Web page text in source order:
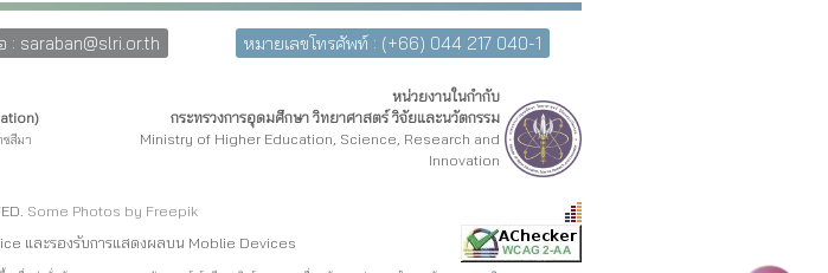
: saraban@slri.or.th หมายเลขโทรศัพท์ : (+66) 044 217 040-1
สีมา
หน่วยงานในกำกับ
กระทรวงการอุดมศึกษา วิทยาศาสตร์ วิจัยและนวัตกรรม
Ministry of Higher Education, Science, Research and
Innovation
Some Photos by Freepik
และรองรับการแสดงผลบน Moblie Devices